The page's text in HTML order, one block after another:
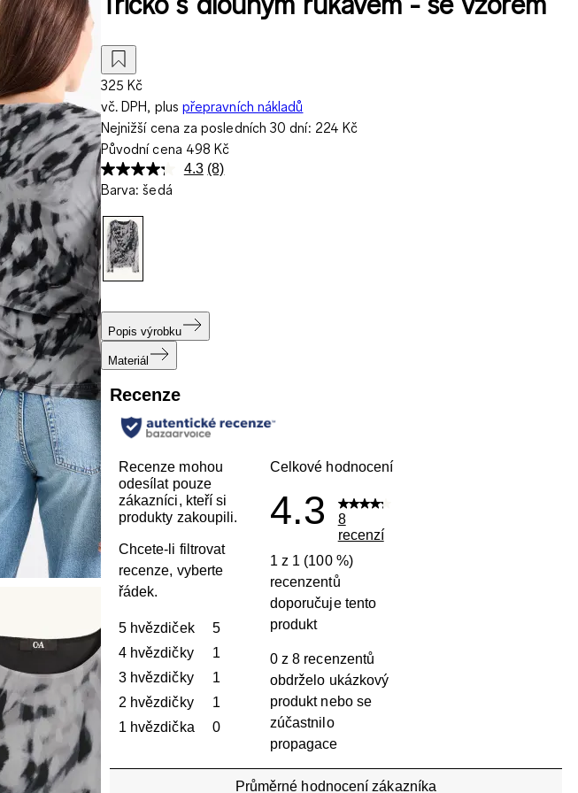
325 Kč
vč. DPH, plus přepravních nákladů
Nejnižší cena za posledních 30 dní: 224 Kč
Původní cena 498 Kč
4.3 Přečtěte
(8)
Barva: šedá
Popis výrobku
Materiál
Recenze
Recenze mohou
odesílat pouze
zákazníci, kteří si
produkty zakoupili.
Chcete-li filtrovat
recenze, vyberte
řádek.
5 hvězdičekhvězdičky
5
Počet recenzí s hodnocením 5 hvězdiček: 5.
4 hvězdičkyhvězdičky
1
Počet recenzí s hodnocením 4 hvězdičky: 1.
3 hvězdičkyhvězdičky
1
Počet recenzí s hodnocením 3 hvězdičky: 1.
2 hvězdičkyhvězdičky
1
Počet recenzí s hodnocením 2 hvězdičky: 1.
1 hvězdičkahvězdičky
0
Počet recenzí s hodnocením 1 hvězdička: 0.
Celkové hodnocení
4.3
8
recenzí
1 z 1 (100 %)
recenzentů
doporučuje tento
produkt
0 z 8 recenzentů
obdrželo ukázkový
produkt nebo se
zúčastnilo
propagace
Průměrné hodnocení zákazníka